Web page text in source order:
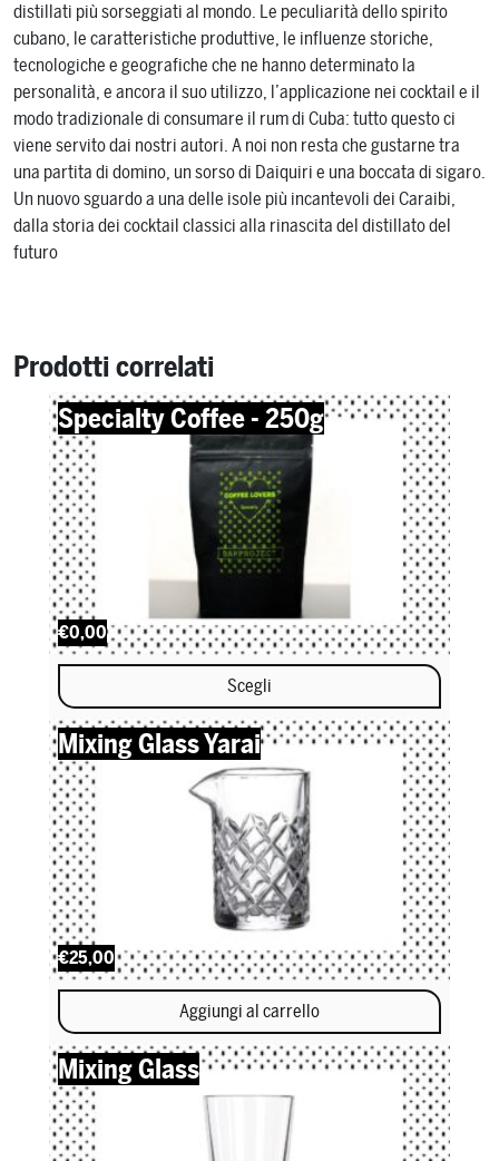
distillati più sorseggiati al mondo. Le peculiarità dello spirito
cubano, le caratteristiche produttive, le influenze storiche,
tecnologiche e geografiche che ne hanno determinato la
personalità, e ancora il suo utilizzo, l’applicazione nei cocktail e il
modo tradizionale di consumare il rum di Cuba: tutto questo ci
viene servito dai nostri autori. A noi non resta che gustarne tra
una partita di domino, un sorso di Daiquiri e una boccata di sigaro.
Un nuovo sguardo a una delle isole più incantevoli dei Caraibi,
dalla storia dei cocktail classici alla rinascita del distillato del
futuro
Prodotti correlati
Specialty Coffee - 250g
€0,00
Scegli
Questo prodotto ha più varianti. Le opzioni possono essere
Mixing Glass Yarai
€25,00
Aggiungi al carrello
Mixing Glass